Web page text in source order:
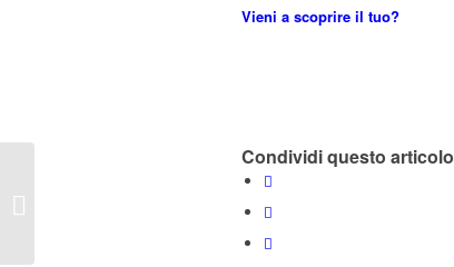
Vieni a scoprire il tuo?
Condividi questo articolo